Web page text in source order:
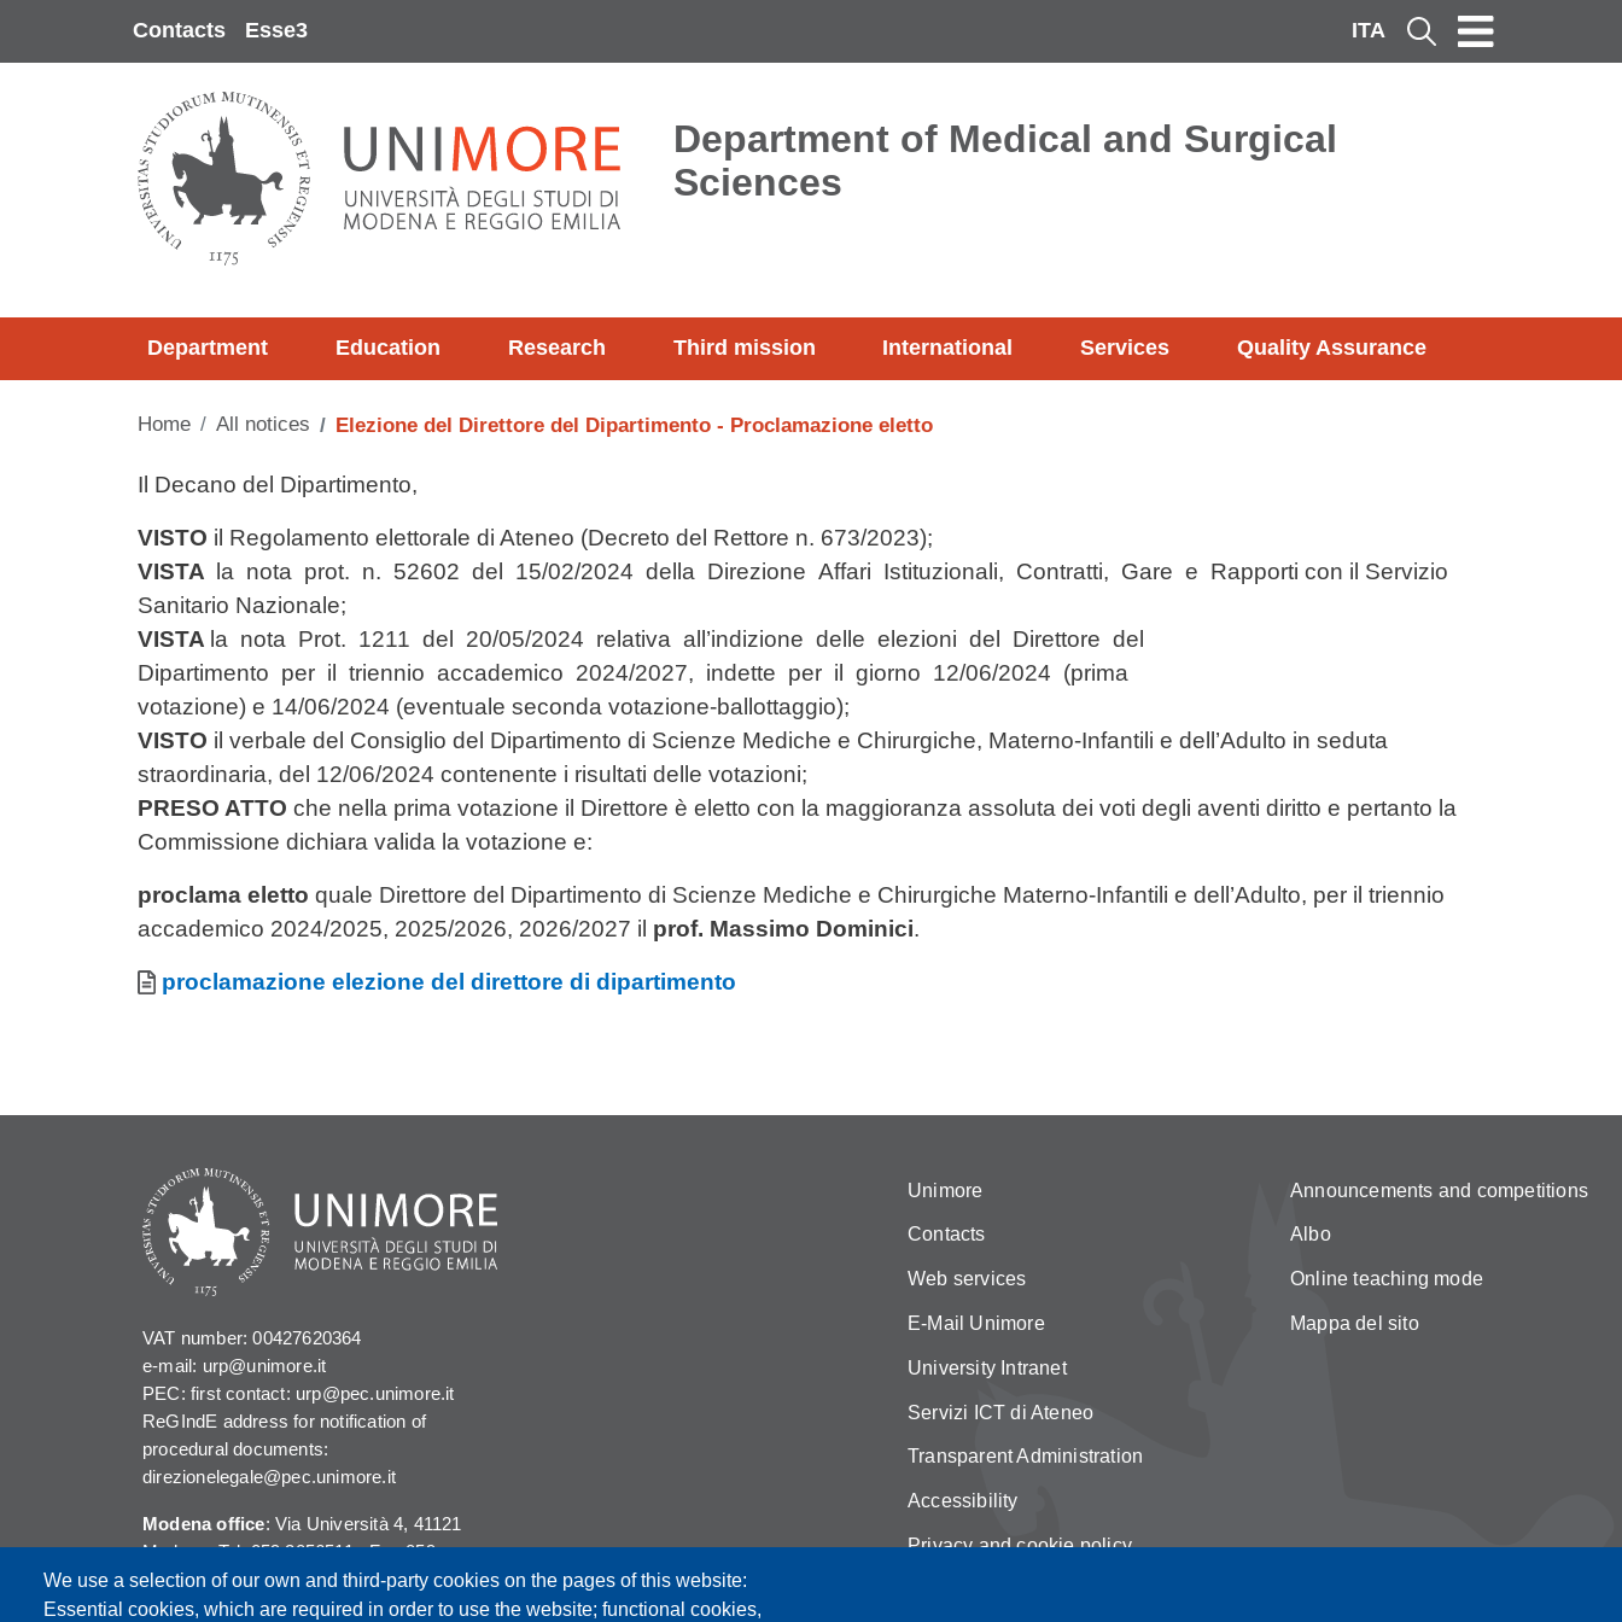
Contacts Esse3 ITA Cerca
Department of Medical and Surgical
Sciences
Department Education Research Third mission International Services Quality Assurance
Home All notices Elezione del Direttore del Dipartimento - Proclamazione eletto
Testo avviso
Il Decano del Dipartimento,
VISTO il Regolamento elettorale di Ateneo (Decreto del Rettore n. 673/2023);
VISTA
la nota prot. n. 52602 del 15/02/2024 della Direzione Affari Istituzionali, Contratti, Gare e Rapporti con il Servizio
Sanitario Nazionale;
VISTA la nota Prot. 1211 del 20/05/2024 relativa all’indizione delle elezioni del Direttore del
Dipartimento per il triennio accademico 2024/2027, indette per il giorno 12/06/2024 (prima
votazione) e 14/06/2024 (eventuale seconda votazione-ballottaggio);
VISTO il verbale del Consiglio del Dipartimento di Scienze Mediche e Chirurgiche, Materno-Infantili e dell’Adulto in seduta
straordinaria, del 12/06/2024 contenente i risultati delle votazioni;
PRESO ATTO che nella prima votazione il Direttore è eletto con la maggioranza assoluta dei voti degli aventi diritto e pertanto la
Commissione dichiara valida la votazione e:
proclama eletto quale Direttore del Dipartimento di Scienze Mediche e Chirurgiche Materno-Infantili e dell’Adulto, per il triennio
accademico 2024/2025, 2025/2026, 2026/2027 il prof. Massimo Dominici.
Allegati
Document
proclamazione elezione del direttore di dipartimento
We use a selection of our own and third-party cookies on the pages of this website:
Essential cookies, which are required in order to use the website; functional cookies,
VAT number: 00427620364
e-mail: urp@unimore.it
PEC: first contact: urp@pec.unimore.it
ReGIndE address for notification of
procedural documents:
direzionelegale@pec.unimore.it
Modena office: Via Università 4, 41121
Modena, Tel. 059 2056511 - Fax 059
245156
Unimore
Contacts
Web services
E-Mail Unimore
University Intranet
Servizi ICT di Ateneo
Transparent Administration
Accessibility
Privacy and cookie policy
Announcements and competitions
Albo
Online teaching mode
Mappa del sito